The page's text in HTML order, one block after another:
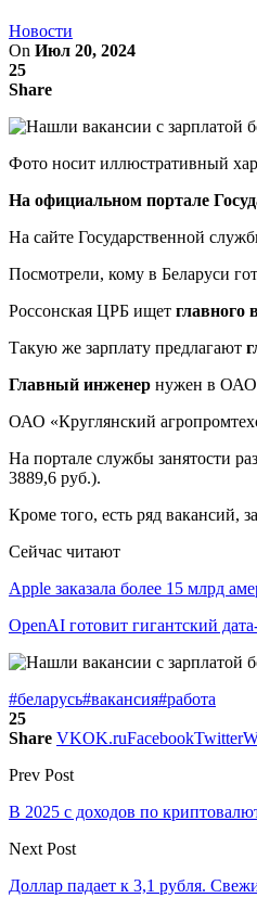
Новости
On Июл 20, 2024
25
Share
Фото носит иллюстративный
На официальном портале
На сайте Государственной
Посмотрели, кому в Беларуси
Россонская ЦРБ ищет главного
Такую же зарплату предлагают
Главный инженер нужен в ОАО
ОАО «Круглянский
На портале службы занятости
3889,6 руб.).
Кроме того, есть ряд вакансий,
Сейчас читают
Apple заказала более 15 млрд
OpenAI готовит гигантский
#беларусь#вакансия#работа
25
Share VKOK.ruFacebookTwitter
Prev Post
В 2025 с доходов по
Next Post
Доллар падает к 3,1 рубля.